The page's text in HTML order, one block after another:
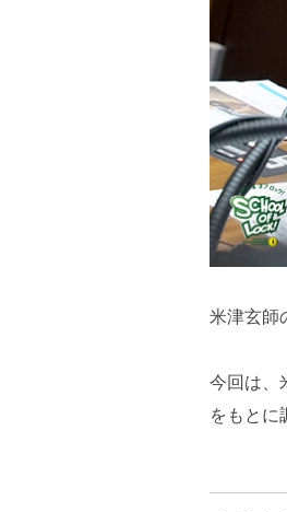
米津玄師
今回は、
をもとに